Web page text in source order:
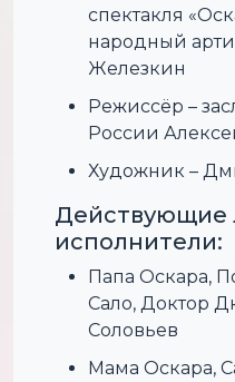
спектакля
народный
Железкин
Режиссёр –
России
Художник –
Действующие
исполнители:
Папа Оскара,
Сало, Доктор
Соловьев
Мама Оскара,